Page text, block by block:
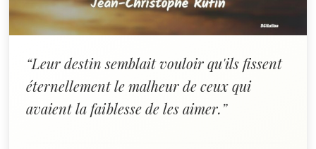
“Leur destin semblait vouloir qu'ils fissent
éternellement le malheur de ceux qui
avaient la faiblesse de les aimer.”